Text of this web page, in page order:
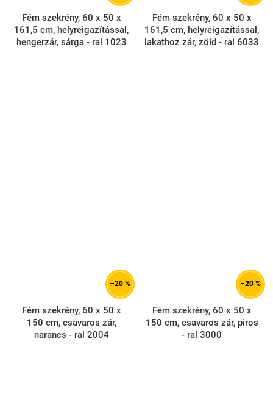
Fém szekrény, 60 x 50 x
161,5 cm, helyreigazítással,
hengerzár, sárga - ral 1023
Fém szekrény, 60 x 50 x
161,5 cm, helyreigazítással,
lakathoz zár, zöld - ral 6033
–20 %
Fém szekrény, 60 x 50 x
150 cm, csavaros zár,
narancs - ral 2004
–20 %
Fém szekrény, 60 x 50 x
150 cm, csavaros zár, piros
- ral 3000